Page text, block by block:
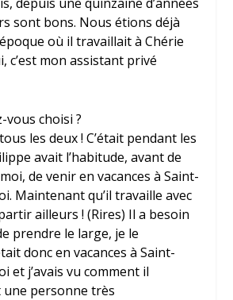
sont bons. Nous étions déjà
où il travaillait à Chérie
c’est mon assistant privé
vous choisi ?
les deux ! C’était pendant les
avait l’habitude, avant de
de venir en vacances à Saint-
Maintenant qu’il travaille avec
ailleurs ! (Rires) Il a besoin
prendre le large, je le
donc en vacances à Saint-
et j’avais vu comment il
une personne très